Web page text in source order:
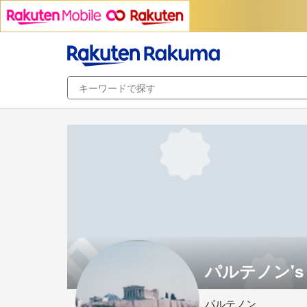
パルテノン
パルテノン